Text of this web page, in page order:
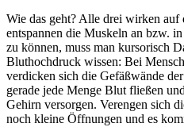
Wie das geht? Alle drei wirken auf
entspannen die Muskeln an bzw.
zu können, muss man kursorisch
Bluthochdruck wissen: Bei
verdicken sich die Gefäßwände
gerade jede Menge Blut fließen
Gehirn versorgen. Verengen sich
noch kleine Öffnungen und es